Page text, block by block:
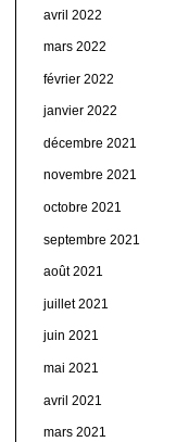
avril 2022
mars 2022
février 2022
janvier 2022
décembre 2021
novembre 2021
octobre 2021
septembre 2021
août 2021
juillet 2021
juin 2021
mai 2021
avril 2021
mars 2021